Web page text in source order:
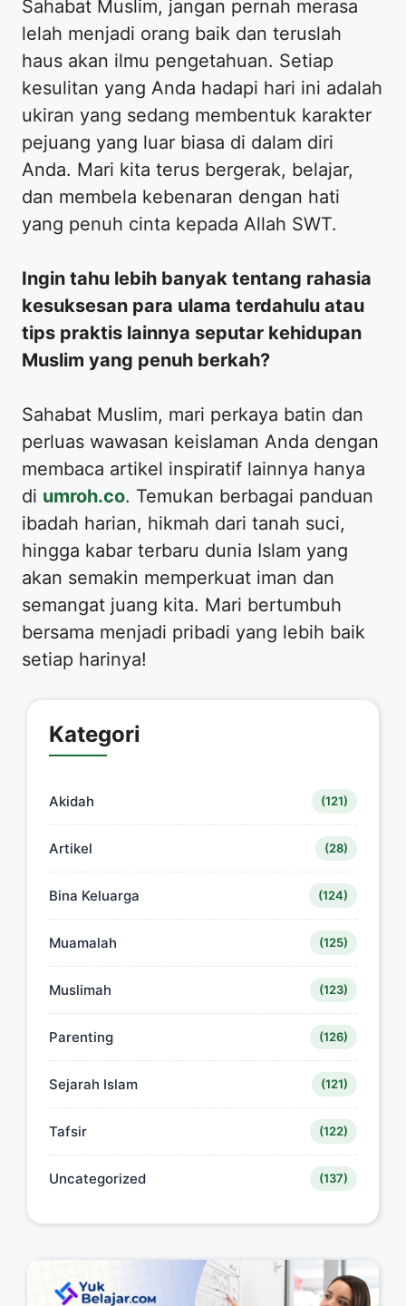
​Sahabat Muslim, jangan pernah merasa
lelah menjadi orang baik dan teruslah
haus akan ilmu pengetahuan. Setiap
kesulitan yang Anda hadapi hari ini adalah
ukiran yang sedang membentuk karakter
pejuang yang luar biasa di dalam diri
Anda. Mari kita terus bergerak, belajar,
dan membela kebenaran dengan hati
yang penuh cinta kepada Allah SWT.
Ingin tahu lebih banyak tentang rahasia
kesuksesan para ulama terdahulu atau
tips praktis lainnya seputar kehidupan
Muslim yang penuh berkah?
​Sahabat Muslim, mari perkaya batin dan
perluas wawasan keislaman Anda dengan
membaca artikel inspiratif lainnya hanya
di umroh.co. Temukan berbagai panduan
ibadah harian, hikmah dari tanah suci,
hingga kabar terbaru dunia Islam yang
akan semakin memperkuat iman dan
semangat juang kita. Mari bertumbuh
bersama menjadi pribadi yang lebih baik
setiap harinya!
Kategori
Akidah (121)
Artikel (28)
Bina Keluarga (124)
Muamalah (125)
Muslimah (123)
Parenting (126)
Sejarah Islam (121)
Tafsir (122)
Uncategorized (137)